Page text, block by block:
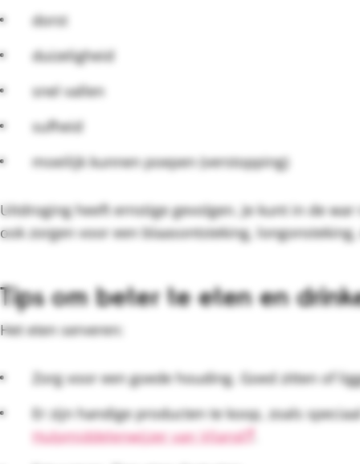
dorst
duizeligheid
snel vallen
sufheid
moeilijk kunnen poepen (verstopping)
Uitdroging heeft ernstige gevolgen. Je kunt in de
ook zorgen voor een blaasontsteking,
Tips om beter te eten en
Het eten serveren:
Zorg voor een goede houding. Goed zitten of
Er zijn handige producten te koop, zoals
Hulpmiddelenwijzer van Vilans